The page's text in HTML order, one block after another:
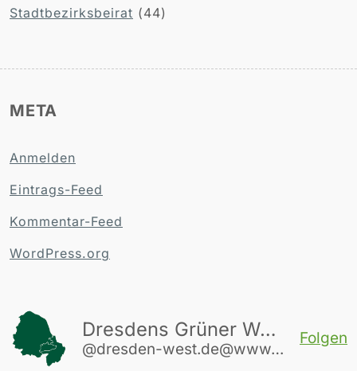
Stadtbezirksbeirat (44)
META
Anmelden
Eintrags-Feed
Kommentar-Feed
WordPress.org
Dresdens Grüner Westen
@dresden-west.de@www.dresden-west.de
Folgen